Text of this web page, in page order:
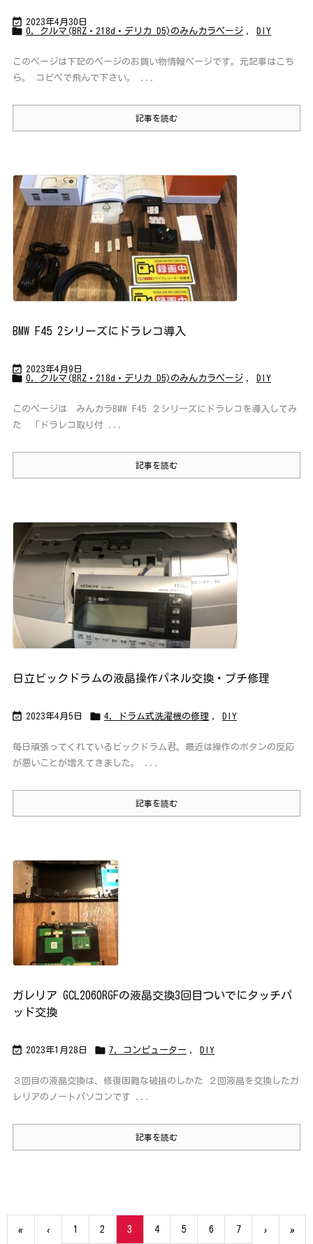
 2023年4月30日
 0，クルマ(BRZ・218d・デリカ D5)のみんカラページ , DIY
このページは下記のページのお買い物情報ページです。元記事はこち
ら。 コピペで飛んで下さい。 ...
記事を読む
BMW F45 2シリーズにドラレコ導入
 2023年4月9日
 0，クルマ(BRZ・218d・デリカ D5)のみんカラページ , DIY
このページは みんカラBMW F45 ２シリーズにドラレコを導入してみ
た 「ドラレコ取り付 ...
記事を読む
日立ビックドラムの液晶操作パネル交換・プチ修理
 2023年4月5日  4，ドラム式洗濯機の修理 , DIY
毎日頑張ってくれているビックドラム君。最近は操作のボタンの反応
が悪いことが増えてきました。 ...
記事を読む
ガレリア GCL2060RGFの液晶交換3回目ついでにタッチパ
ッド交換
 2023年1月28日  7，コンピューター , DIY
３回目の液晶交換は、修復困難な破損のしかた ２回液晶を交換したガ
レリアのノートパソコンです ...
記事を読む
« ‹ 1 2 3 4 5 6 7 › »